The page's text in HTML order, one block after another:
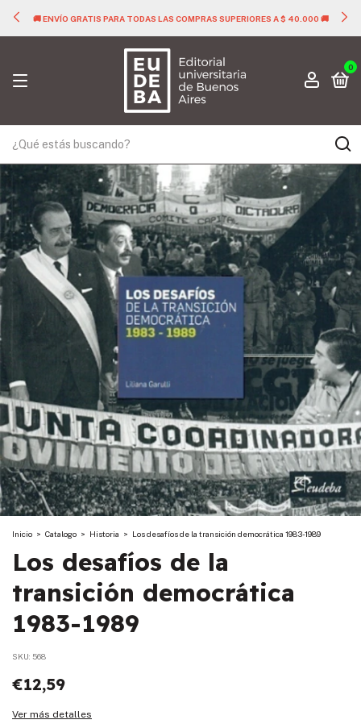
🚚 ENVÍO GRATIS PARA TODAS LAS COMPRAS SUPERIORES A $ 40.000 🚚
0
Inicio > Catalogo > Historia > Los desafíos de la transición democrática 1983-1989
Los desafíos de la
transición democrática
1983-1989
SKU: 568
€12,59
Ver más detalles